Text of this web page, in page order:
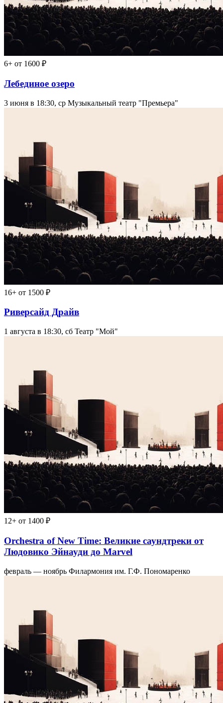
6+ от 1600 ₽
Лебединое озеро
3 июня в 18:30, ср Музыкальный театр "Премьера"
16+ от 1500 ₽
Риверсайд Драйв
1 августа в 18:30, сб Театр "Мой"
12+ от 1400 ₽
Orchestra of New Time: Великие саундтреки от
Людовико Эйнауди до Marvel
февраль — ноябрь Филармония им. Г.Ф. Пономаренко